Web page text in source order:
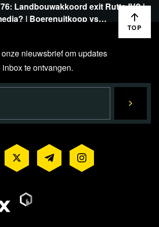
Landbouwakkoord exit Rutte IV? |
| Boerenuitkoop vs…
TOP
nieuwsbrief om updates
te ontvangen.